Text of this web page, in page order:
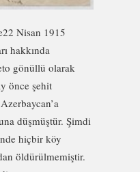
Nisan 1915
hakkında
gönüllü olarak
önce şehit
düşmüştür. Şimdi
hiçbir köy
öldürülmemiştir.